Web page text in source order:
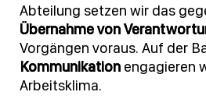
Abteilung setzen wir das
Übernahme von
Vorgängen voraus. Auf der
Kommunikation engagieren
Arbeitsklima.